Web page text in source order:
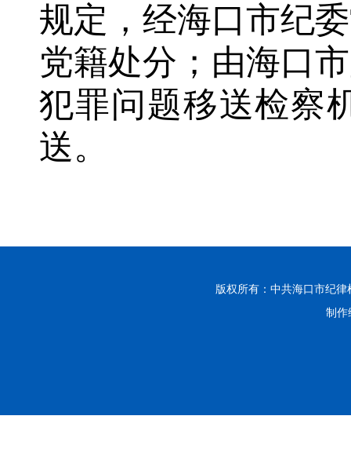
规定，经海口市纪
党籍处分；由海口
犯罪问题移送检察
送。
版权所有：中共海口市纪
制作